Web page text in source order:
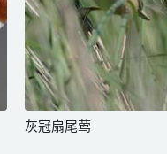
灰冠扇尾莺